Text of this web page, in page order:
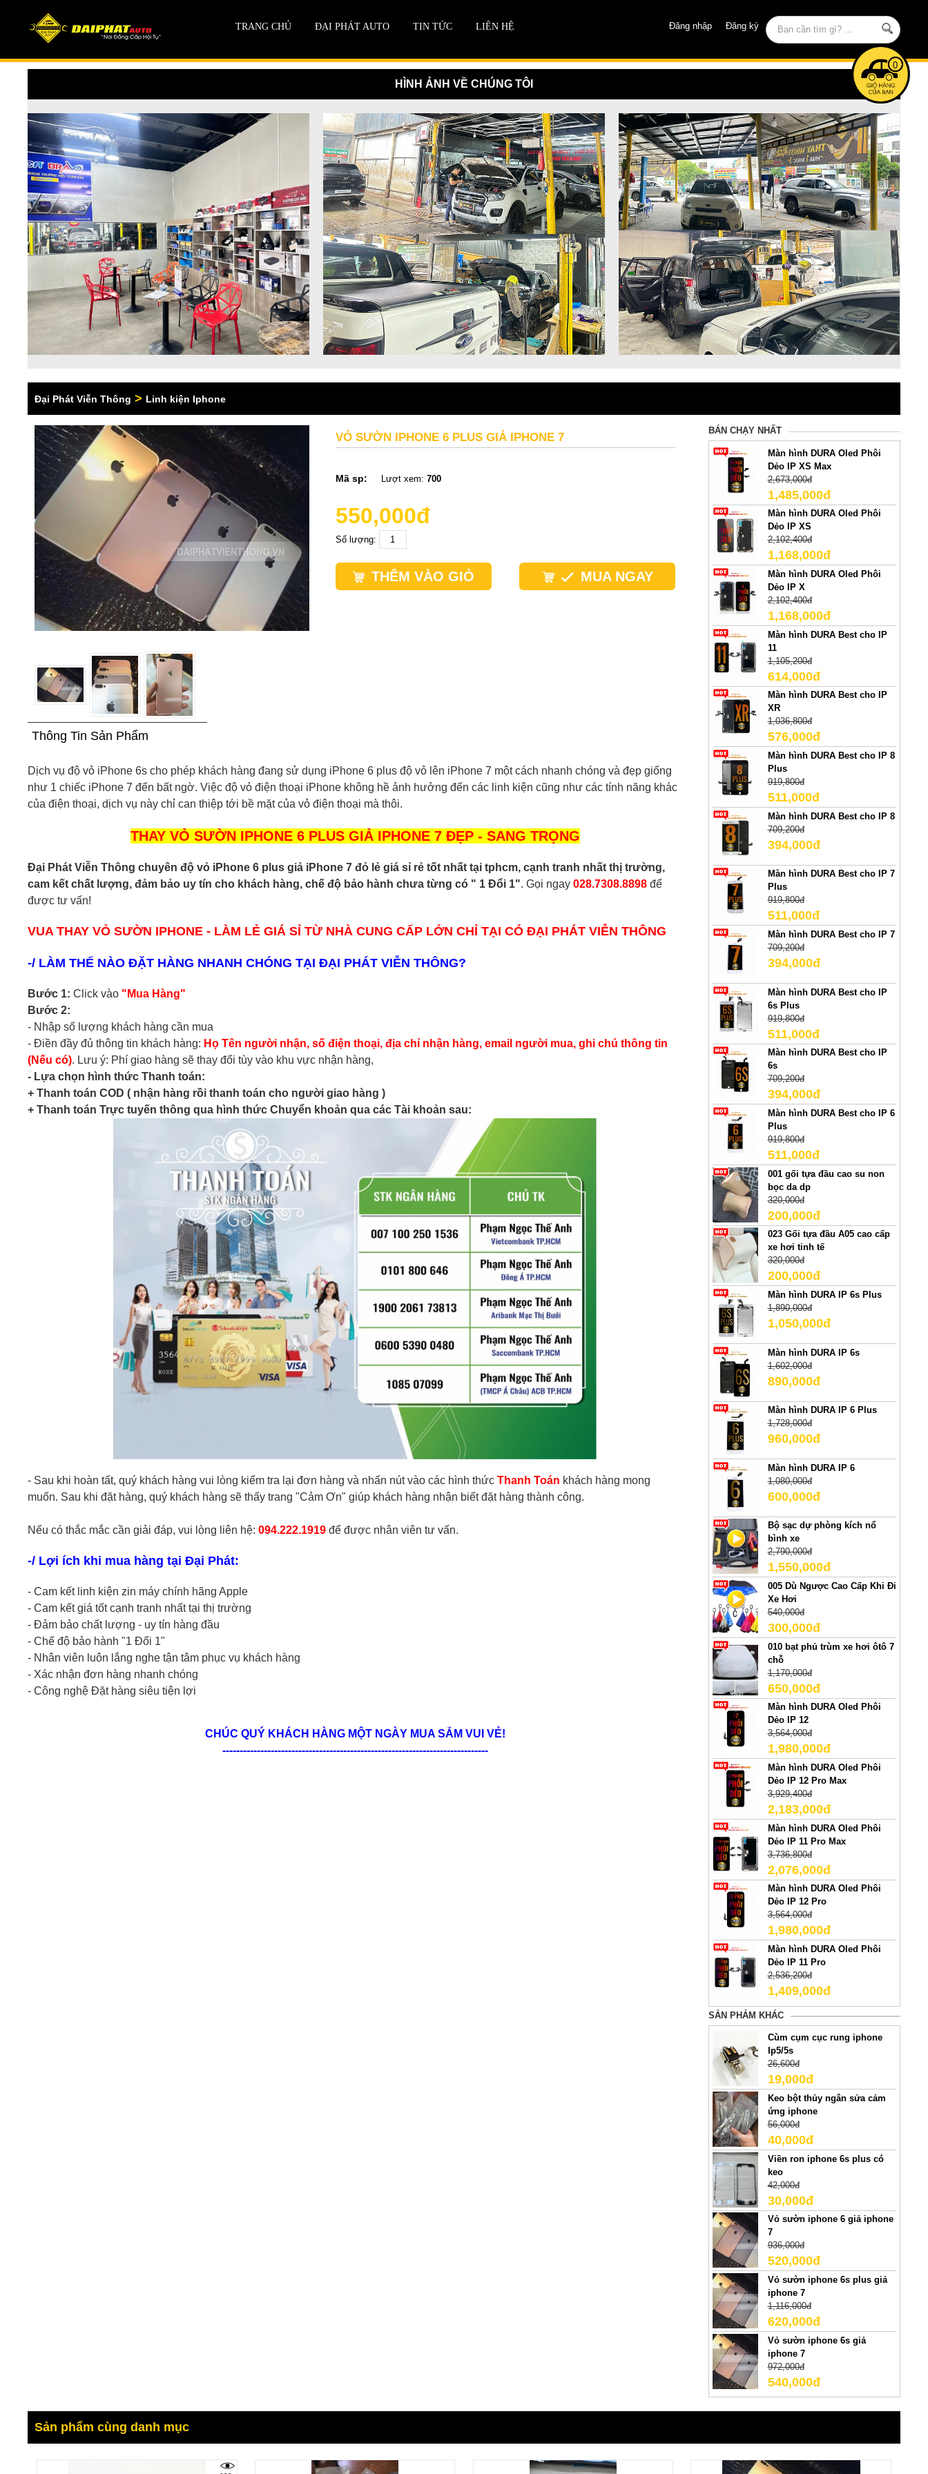
Đăng nhập Đăng ký
TRANG CHỦ ĐẠI PHÁT AUTO TIN TỨC LIÊN HỆ
0
HÌNH ẢNH VỀ CHÚNG TÔI
Đại Phát Viễn Thông > Linh kiện Iphone
VỎ SƯỜN IPHONE 6 PLUS GIẢ IPHONE 7
Mã sp: Lượt xem: 700
550,000đ
Số lượng:
THÊM VÀO GIỎ MUA NGAY
Thông Tin Sản Phẩm
Dịch vụ độ vỏ iPhone 6s cho phép khách hàng đang sử dụng iPhone 6 plus độ vỏ lên iPhone 7 một cách nhanh chóng và đẹp giống
như 1 chiếc iPhone 7 đến bất ngờ. Việc độ vỏ điện thoại iPhone không hề ảnh hưởng đến các linh kiện cũng như các tính năng khác
của điện thoại, dịch vụ này chỉ can thiệp tới bề mặt của vỏ điện thoại mà thôi.
THAY VỎ SƯỜN IPHONE 6 PLUS GIẢ IPHONE 7 ĐẸP - SANG TRỌNG
Đại Phát Viễn Thông chuyên độ vỏ iPhone 6 plus giả iPhone 7 đỏ lẻ giá sỉ rẻ tốt nhất tại tphcm, cạnh tranh nhất thị trường,
cam kết chất lượng, đảm bảo uy tín cho khách hàng, chế độ bảo hành chưa từng có " 1 Đổi 1". Gọi ngay 028.7308.8898 để
được tư vấn!
VUA THAY VỎ SƯỜN IPHONE - LÀM LẺ GIÁ SỈ TỪ NHÀ CUNG CẤP LỚN CHỈ TẠI CÓ ĐẠI PHÁT VIỄN THÔNG
-/ LÀM THẾ NÀO ĐẶT HÀNG NHANH CHÓNG TẠI ĐẠI PHÁT VIỄN THÔNG?
Bước 1: Click vào "Mua Hàng"
Bước 2:
- Nhập số lượng khách hàng cần mua
- Điền đầy đủ thông tin khách hàng: Họ Tên người nhận, số điện thoại, địa chỉ nhận hàng, email người mua, ghi chú thông tin
(Nếu có). Lưu ý: Phí giao hàng sẽ thay đổi tùy vào khu vực nhận hàng,
- Lựa chọn hình thức Thanh toán:
+ Thanh toán COD ( nhận hàng rồi thanh toán cho người giao hàng )
+ Thanh toán Trực tuyến thông qua hình thức Chuyển khoản qua các Tài khoản sau:
- Sau khi hoàn tất, quý khách hàng vui lòng kiểm tra lại đơn hàng và nhấn nút vào các hình thức Thanh Toán khách hàng mong
muốn. Sau khi đặt hàng, quý khách hàng sẽ thấy trang "Cảm Ơn" giúp khách hàng nhận biết đặt hàng thành công.
Nếu có thắc mắc cần giải đáp, vui lòng liên hệ:094.222.1919 để được nhân viên tư vấn.
-/ Lợi ích khi mua hàng tại Đại Phát:
- Cam kết linh kiện zin máy chính hãng Apple
- Cam kết giá tốt cạnh tranh nhất tại thị trường
- Đảm bảo chất lượng - uy tín hàng đầu
- Chế độ bảo hành "1 Đổi 1"
- Nhân viên luôn lắng nghe tận tâm phục vụ khách hàng
- Xác nhận đơn hàng nhanh chóng
- Công nghệ Đặt hàng siêu tiện lợi
CHÚC QUÝ KHÁCH HÀNG MỘT NGÀY MUA SẮM VUI VẺ!
-----------------------------------------------------------------------------
BÁN CHẠY NHẤT
Màn hình DURA Oled Phôi
Dẻo IP XS Max
2,673,000đ
1,485,000đ
Màn hình DURA Oled Phôi
Dẻo IP XS
2,102,400đ
1,168,000đ
Màn hình DURA Oled Phôi
Dẻo IP X
2,102,400đ
1,168,000đ
Màn hình DURA Best cho IP
11
1,105,200đ
614,000đ
Màn hình DURA Best cho IP
XR
1,036,800đ
576,000đ
Màn hình DURA Best cho IP 8
Plus
919,800đ
511,000đ
Màn hình DURA Best cho IP 8
709,200đ
394,000đ
Màn hình DURA Best cho IP 7
Plus
919,800đ
511,000đ
Màn hình DURA Best cho IP 7
709,200đ
394,000đ
Màn hình DURA Best cho IP
6s Plus
919,800đ
511,000đ
Màn hình DURA Best cho IP
6s
709,200đ
394,000đ
Màn hình DURA Best cho IP 6
Plus
919,800đ
511,000đ
001 gối tựa đầu cao su non
bọc da dp
320,000đ
200,000đ
023 Gối tựa đầu A05 cao cấp
xe hơi tinh tế
320,000đ
200,000đ
Màn hình DURA IP 6s Plus
1,890,000đ
1,050,000đ
Màn hình DURA IP 6s
1,602,000đ
890,000đ
Màn hình DURA IP 6 Plus
1,728,000đ
960,000đ
Màn hình DURA IP 6
1,080,000đ
600,000đ
Bộ sạc dự phòng kích nổ
bình xe
2,790,000đ
1,550,000đ
005 Dù Ngược Cao Cấp Khi Đi
Xe Hơi
540,000đ
300,000đ
010 bạt phủ trùm xe hơi ôtô 7
chỗ
1,170,000đ
650,000đ
Màn hình DURA Oled Phôi
Dẻo IP 12
3,564,000đ
1,980,000đ
Màn hình DURA Oled Phôi
Dẻo IP 12 Pro Max
3,929,400đ
2,183,000đ
Màn hình DURA Oled Phôi
Dẻo IP 11 Pro Max
3,736,800đ
2,076,000đ
Màn hình DURA Oled Phôi
Dẻo IP 12 Pro
3,564,000đ
1,980,000đ
Màn hình DURA Oled Phôi
Dẻo IP 11 Pro
2,536,200đ
1,409,000đ
SẢN PHẢM KHÁC
Cùm cụm cục rung iphone
Ip5/5s
26,600đ
19,000đ
Keo bột thủy ngân sửa cảm
ứng iphone
56,000đ
40,000đ
Viền ron iphone 6s plus có
keo
42,000đ
30,000đ
Vỏ sườn iphone 6 giả iphone
7
936,000đ
520,000đ
Vỏ sườn iphone 6s plus giả
iphone 7
1,116,000đ
620,000đ
Vỏ sườn iphone 6s giả
iphone 7
972,000đ
540,000đ
Sản phẩm cùng danh mục